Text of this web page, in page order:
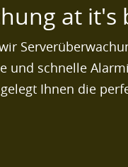
at it's
und schnelle
Ihnen die